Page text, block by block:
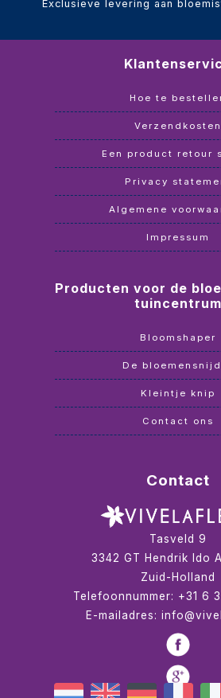
Exclusieve levering aan
Hoe te
Verzendkosten
Een product retour
Privacy
Algemene
Impressum
Producten voor de
tuincentrum
Bloomshaper
De
Kleintje knip
Contact ons
Contact
Tasveld 9
3342 GT Hendrik Ido
Zuid-Holland
Telefoonnummer: +31 6
E-mailadres: